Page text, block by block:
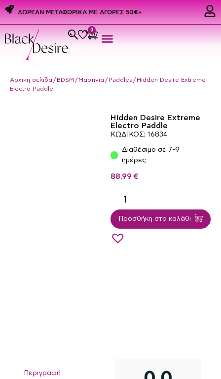
ΔΩΡΕΑΝ ΜΕΤΑΦΟΡΙΚΑ ME ΑΓΟΡΕΣ 50€+
0
Αρχική σελίδα / BDSM / Μαστίγια / Paddles / Hidden Desire Extreme
Electro Paddle
Hidden Desire Extreme
Electro Paddle
ΚΩΔΙΚΟΣ: 16834
Διαθέσιμο σε 7-9
ημέρες
88,99 €
Προσθήκη στο καλάθι
Περιγραφή